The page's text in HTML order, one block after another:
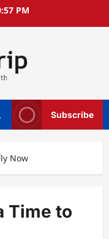
PM
Subscribe
Now
Time to